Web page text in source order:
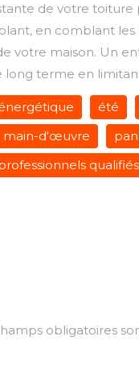
de votre
en comblant
votre maison. Un
long terme en
été
main-d'œuvre
qualifiés
obligatoires